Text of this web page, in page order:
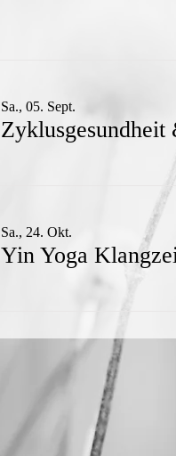
Sa., 05. Sept.
Zyklusgesundheit
Sa., 24. Okt.
Yin Yoga